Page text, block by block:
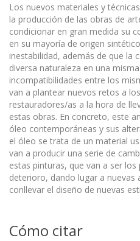
Los nuevos materiales y
la producción de las obras de
condicionar en gran medida su
en su mayoría de origen
inestabilidad, además de que la
diversa naturaleza en una
incompatibilidades entre los
van a plantear nuevos retos a
restauradores/as a la hora de
estas obras. En concreto, este
óleo contemporáneas y sus
el óleo se trata de un material
van a producir una serie de
estas pinturas, que van a ser
deterioro, dando lugar a nuevas
conllevar el diseño de nuevas
Cómo citar